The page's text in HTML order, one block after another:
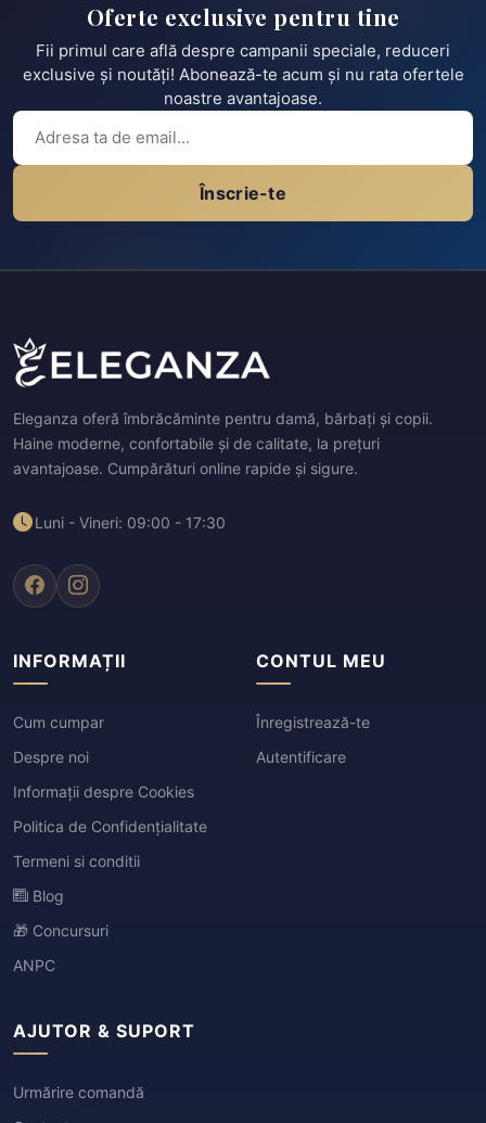
Oferte exclusive pentru tine
Fii primul care află despre campanii speciale, reduceri
exclusive și noutăți! Abonează-te acum și nu rata ofertele
noastre avantajoase.
Înscrie-te
Eleganza oferă îmbrăcăminte pentru damă, bărbați și copii.
Haine moderne, confortabile și de calitate, la prețuri
avantajoase. Cumpărături online rapide și sigure.
Luni - Vineri: 09:00 - 17:30
INFORMAȚII
Cum cumpar
Despre noi
Informații despre Cookies
Politica de Confidențialitate
Termeni si conditii
Blog
🎁 Concursuri
ANPC
CONTUL MEU
Înregistrează-te
Autentificare
AJUTOR & SUPORT
Urmărire comandă